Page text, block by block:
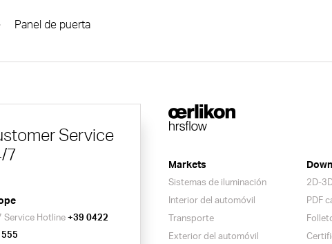
Panel de puerta
Service
7
Service Hotline+39 0422
Markets
Sistemas de iluminación
Interior del automóvil
Transporte
Exterior del automóvil
2D-
PDF